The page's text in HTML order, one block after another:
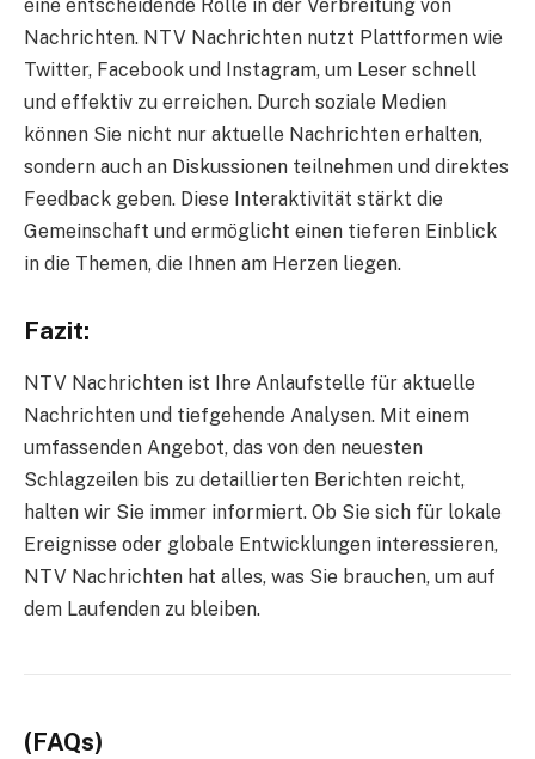
eine entscheidende Rolle in der Verbreitung von
Nachrichten. NTV Nachrichten nutzt Plattformen wie
Twitter, Facebook und Instagram, um Leser schnell
und effektiv zu erreichen. Durch soziale Medien
können Sie nicht nur aktuelle Nachrichten erhalten,
sondern auch an Diskussionen teilnehmen und direktes
Feedback geben. Diese Interaktivität stärkt die
Gemeinschaft und ermöglicht einen tieferen Einblick
in die Themen, die Ihnen am Herzen liegen.
Fazit:
NTV Nachrichten ist Ihre Anlaufstelle für aktuelle
Nachrichten und tiefgehende Analysen. Mit einem
umfassenden Angebot, das von den neuesten
Schlagzeilen bis zu detaillierten Berichten reicht,
halten wir Sie immer informiert. Ob Sie sich für lokale
Ereignisse oder globale Entwicklungen interessieren,
NTV Nachrichten hat alles, was Sie brauchen, um auf
dem Laufenden zu bleiben.
(FAQs)